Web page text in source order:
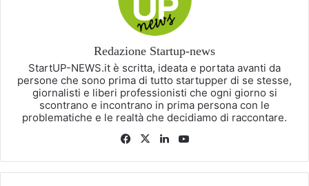
Redazione Startup-news
StartUP-NEWS.it è scritta, ideata e portata avanti da
persone che sono prima di tutto startupper di se stesse,
giornalisti e liberi professionisti che ogni giorno si
scontrano e incontrano in prima persona con le
problematiche e le realtà che decidiamo di raccontare.
Facebook
X LinkedIn